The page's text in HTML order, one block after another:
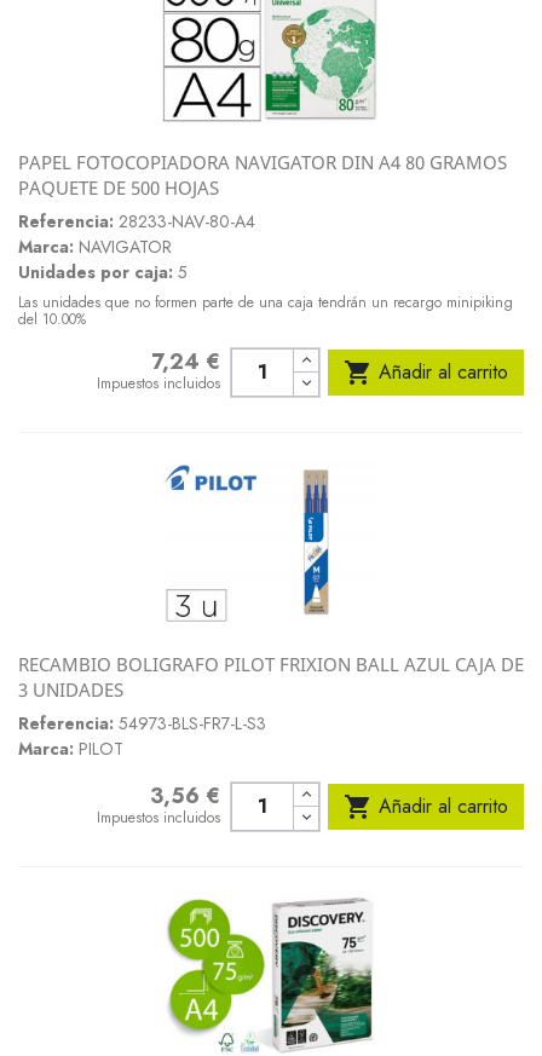
PAPEL FOTOCOPIADORA NAVIGATOR DIN A4 80 GRAMOS
PAQUETE DE 500 HOJAS
Referencia: 28233-NAV-80-A4
Marca: NAVIGATOR
Unidades por caja: 5
Las unidades que no formen parte de una caja tendrán un recargo minipiking
del 10.00%
7,24 €
Impuestos incluidos  Añadir al carrito
RECAMBIO BOLIGRAFO PILOT FRIXION BALL AZUL CAJA DE
3 UNIDADES
Referencia: 54973-BLS-FR7-L-S3
Marca: PILOT
3,56 €
Impuestos incluidos  Añadir al carrito